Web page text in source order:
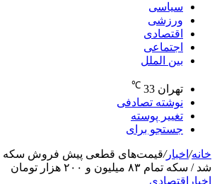
سیاسی
ورزشی
اقتصادی
اجتماعی
بین الملل
تهران 33
℃
نوشته تصادفی
تغییر پوسته
جستجو برای
خانه/ اخبار/قیمت‌های قطعی پیش فروش سکه
شد / سکه تمام ۸۳ میلیون و ۲۰۰ هزار تومان
اخبار اقتصادی